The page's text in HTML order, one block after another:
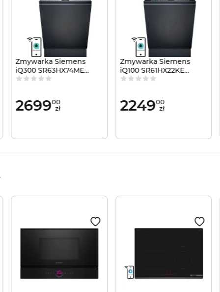
Zmywarka Siemens
iQ300 SR63HX74ME
varioSpeed Plus Kosze
269900
zł
Zmywarka Siemens
iQ100 SR61HX22KE
varioSpeed Plus Kosze
224900
zł